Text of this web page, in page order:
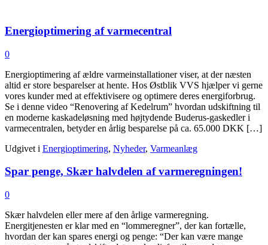
Energioptimering af varmecentral
0
Energioptimering af ældre varmeinstallationer viser, at der næsten
altid er store besparelser at hente. Hos Østblik VVS hjælper vi gerne
vores kunder med at effektivisere og optimere deres energiforbrug.
Se i denne video “Renovering af Kedelrum” hvordan udskiftning til
en moderne kaskadeløsning med højtydende Buderus-gaskedler i
varmecentralen, betyder en årlig besparelse på ca. 65.000 DKK […]
Udgivet i Energioptimering, Nyheder, Varmeanlæg
Spar penge, Skær halvdelen af varmeregningen!
0
Skær halvdelen eller mere af den årlige varmeregning.
Energitjenesten er klar med en “lommeregner”, der kan fortælle,
hvordan der kan spares energi og penge: “Der kan være mange